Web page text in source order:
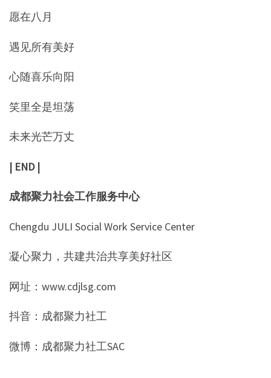
愿在八月
遇见所有美好
心随喜乐向阳
笑里全是坦荡
未来光芒万丈
| END |
成都聚力社会工作服务中心
Chengdu JULI Social Work Service Center
凝心聚力，共建共治共享美好社区
网址：www.cdjlsg.com
抖音：成都聚力社工
微博：成都聚力社工SAC